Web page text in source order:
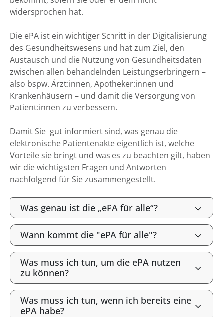
widersprochen hat.
Die ePA ist ein wichtiger Schritt in der Digitalisierung
des Gesundheitswesens und hat zum Ziel, den
Austausch und die Nutzung von Gesundheitsdaten
zwischen allen behandelnden Leistungserbringern –
also bspw. Ärzt:innen, Apotheker:innen und
Krankenhäusern – und damit die Versorgung von
Patient:innen zu verbessern.
Damit Sie gut informiert sind, was genau die
elektronische Patientenakte eigentlich ist, welche
Vorteile sie bringt und was es zu beachten gilt, haben
wir die wichtigsten Fragen und Antworten
nachfolgend für Sie zusammengestellt.
Was genau ist die „ePA für alle“?
Wann kommt die "ePA für alle"?
Was muss ich tun, um die ePA nutzen
zu können?
Was muss ich tun, wenn ich bereits eine
ePA habe?